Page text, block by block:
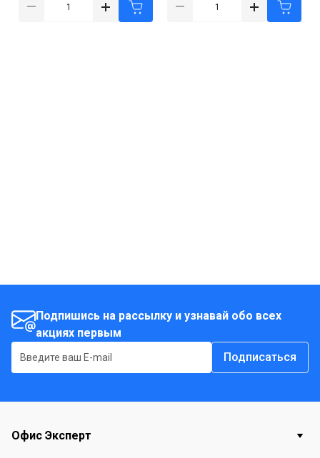
Подпишись на рассылку и узнавай обо всех
акциях первым
Подписаться
Офис Эксперт